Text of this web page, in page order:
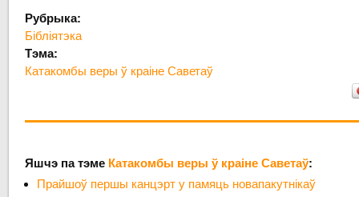
Рубрыка:
Бібліятэка
Тэма:
Катакомбы веры ў краіне Саветаў
Яшчэ па тэме Катакомбы веры ў краіне Саветаў:
Прайшоў першы канцэрт у памяць новапакутнікаў